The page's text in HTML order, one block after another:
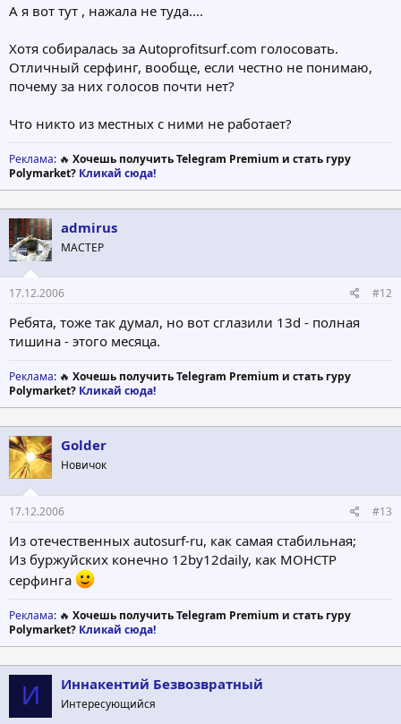
А я вот тут , нажала не туда....
Хотя собиралась за Autoprofitsurf.com голосовать.
Отличный серфинг, вообще, если честно не понимаю,
почему за них голосов почти нет?
Что никто из местных с ними не работает?
Реклама: 🔥 Хочешь получить Telegram Premium и стать гуру
Polymarket? Кликай сюда!
admirus
МАСТЕР
17.12.2006 #12
Ребята, тоже так думал, но вот сглазили 13d - полная
тишина - этого месяца.
Реклама: 🔥 Хочешь получить Telegram Premium и стать гуру
Polymarket? Кликай сюда!
Golder
Новичок
17.12.2006 #13
Из отечественных autosurf-ru, как самая стабильная;
Из буржуйских конечно 12by12daily, как МОНСТР
серфинга
Реклама: 🔥 Хочешь получить Telegram Premium и стать гуру
Polymarket? Кликай сюда!
И Иннакентий Безвозвратный
Интересующийся